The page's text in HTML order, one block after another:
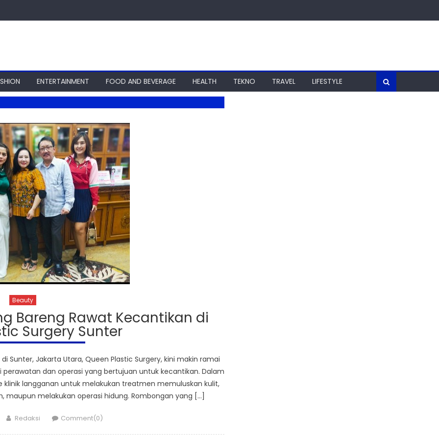
ENTERTAINMENT FOOD AND BEVERAGE HEALTH TEKNO TRAVEL LIFESTYLE
Beauty
Bareng Rawat Kecantikan di
Surgery Sunter
Sunter, Jakarta Utara, Queen Plastic Surgery, kini makin ramai
dan operasi yang bertujuan untuk kecantikan. Dalam
langganan untuk melakukan treatmen memuluskan kulit,
maupun melakukan operasi hidung. Rombongan yang […]
Author
Redaksi Comment(0)